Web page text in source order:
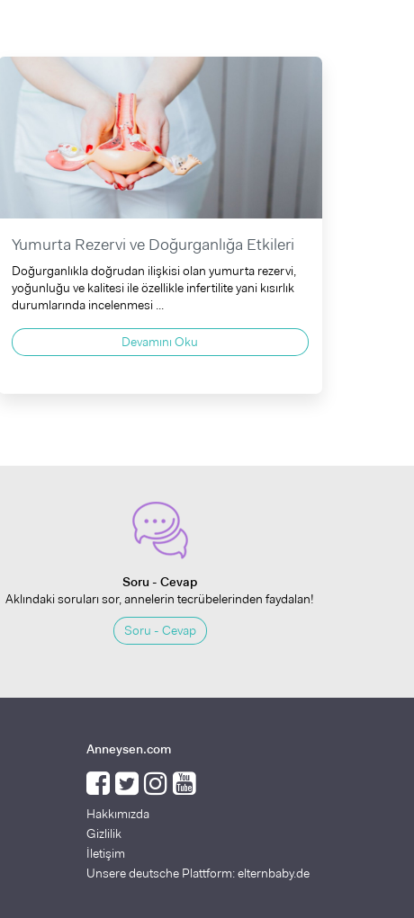
Yumurta Rezervi ve Doğurganlığa Etkileri
Doğurganlıkla doğrudan ilişkisi olan yumurta rezervi,
yoğunluğu ve kalitesi ile özellikle infertilite yani kısırlık
durumlarında incelenmesi ...
Devamını Oku
Soru - Cevap
Aklındaki soruları sor, annelerin tecrübelerinden faydalan!
Soru - Cevap
Anneysen.com
Hakkımızda
Gizlilik
İletişim
Unsere deutsche Plattform: elternbaby.de